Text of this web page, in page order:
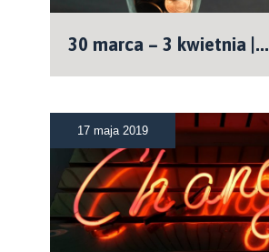
30 marca – 3 kwietnia |...
17 maja 2019